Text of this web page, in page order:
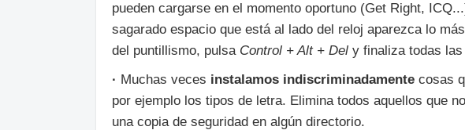
pueden cargarse en el momento oportuno (Get Right,
sagarado espacio que está al lado del reloj aparezca lo
del puntillismo, pulsa Control + Alt + Del y finaliza todas
· Muchas veces instalamos indiscriminadamente cosas
por ejemplo los tipos de letra. Elimina todos aquellos que
una copia de seguridad en algún directorio.